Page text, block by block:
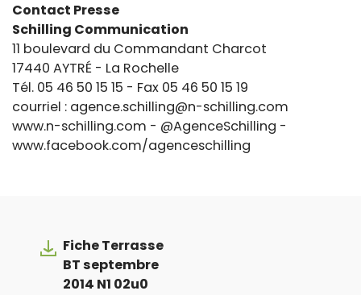
Contact Presse
Schilling Communication
11 boulevard du Commandant Charcot
17440 AYTRÉ - La Rochelle
Tél. 05 46 50 15 15 - Fax 05 46 50 15 19
courriel : agence.schilling@n-schilling.com
www.n-schilling.com - @AgenceSchilling -
www.facebook.com/agenceschilling
Fiche Terrasse
BT septembre
2014 N1 02u0